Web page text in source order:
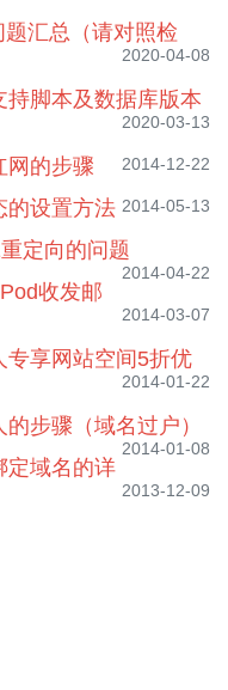
汇总（请对照检
2020-04-08
持脚本及数据库版本
2020-03-13
网的步骤 2014-12-22
的设置方法 2014-05-13
定向的问题
2014-04-22
收发邮
2014-03-07
专享网站空间5折优
2014-01-22
步骤（域名过户）
2014-01-08
定域名的详
2013-12-09